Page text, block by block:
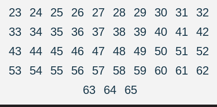
23
24 25 26 27 28 29 30 31
32
33
34 35 36 37 38 39 40 41
42
43
44 45 46 47 48 49 50 51
52
53
54 55 56 57 58 59 60 61
62
63
64 65